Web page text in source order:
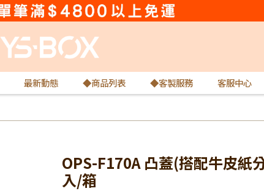
最新動態 ◆商品列表 ◆客製服務 客服中心
OPS-F170A 凸蓋(搭配牛皮紙
入/箱